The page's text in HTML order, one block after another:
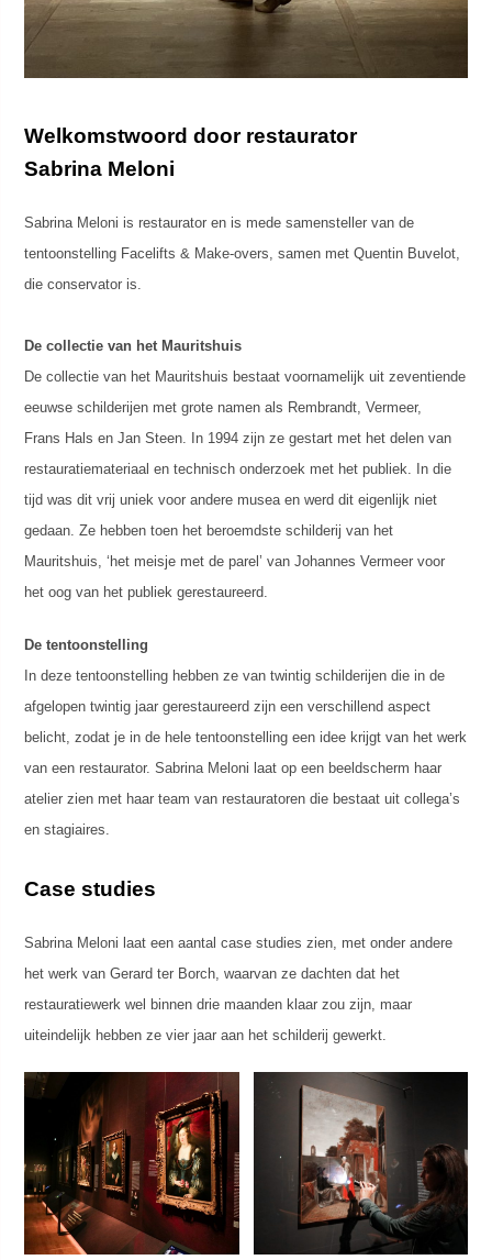
Welkomstwoord door restaurator
Sabrina Meloni
Sabrina Meloni is restaurator en is mede samensteller van de
tentoonstelling Facelifts & Make-overs, samen met Quentin Buvelot,
die conservator is.
De collectie van het Mauritshuis
De collectie van het Mauritshuis bestaat voornamelijk uit zeventiende
eeuwse schilderijen met grote namen als Rembrandt, Vermeer,
Frans Hals en Jan Steen. In 1994 zijn ze gestart met het delen van
restauratiemateriaal en technisch onderzoek met het publiek. In die
tijd was dit vrij uniek voor andere musea en werd dit eigenlijk niet
gedaan. Ze hebben toen het beroemdste schilderij van het
Mauritshuis, ‘het meisje met de parel’ van Johannes Vermeer voor
het oog van het publiek gerestaureerd.
De tentoonstelling
In deze tentoonstelling hebben ze van twintig schilderijen die in de
afgelopen twintig jaar gerestaureerd zijn een verschillend aspect
belicht, zodat je in de hele tentoonstelling een idee krijgt van het werk
van een restaurator. Sabrina Meloni laat op een beeldscherm haar
atelier zien met haar team van restauratoren die bestaat uit collega’s
en stagiaires.
Case studies
Sabrina Meloni laat een aantal case studies zien, met onder andere
het werk van Gerard ter Borch, waarvan ze dachten dat het
restauratiewerk wel binnen drie maanden klaar zou zijn, maar
uiteindelijk hebben ze vier jaar aan het schilderij gewerkt.